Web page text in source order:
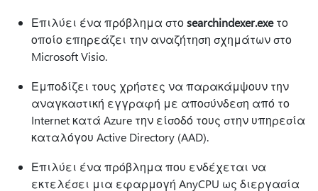
Επιλύει ένα πρόβλημα στοsearchindexer.exeτο
οποίο επηρεάζει την αναζήτηση σχημάτων στο
Microsoft Visio.
Εμποδίζει τους χρήστες να παρακάμψουν την
αναγκαστική εγγραφή με αποσύνδεση από το
Internet κατά Azure την είσοδό τους στην υπηρεσία
καταλόγου Active Directory (AAD).
Επιλύει ένα πρόβλημα που ενδέχεται να
εκτελέσει μια εφαρμογή AnyCPU ως διεργασία